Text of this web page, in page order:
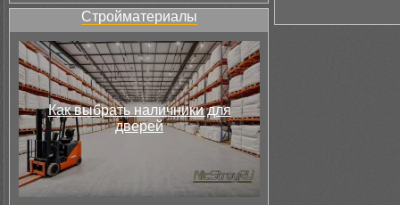
Стройматериалы
Как выбрать наличники для
дверей